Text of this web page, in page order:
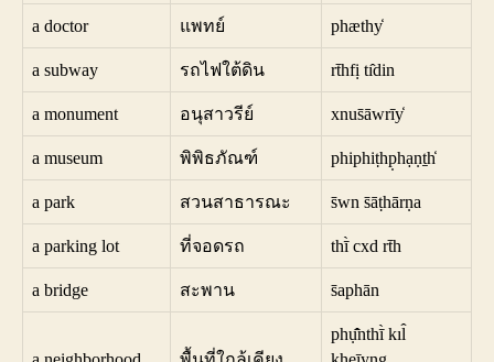
a doctor แพทย์ phæthy̒
a subway รถไฟใต้ดิน rt̄hfị tı̂din
a monument อนุสาวรีย์ xnus̄āwrīy̒
a museum พิพิธภัณฑ์ phiphiṭhp̣hạṇṯh̒
a park สวนสาธารณะ s̄wn s̄āṭhārṇa
a parking lot ที่จอดรถ thī̀ cxd rt̄h
a bridge สะพาน s̄aphān
phụ̄̂nthī̀ kıl̂